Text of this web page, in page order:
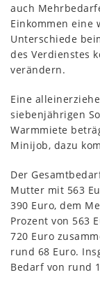
auch
Einkommen eine
Unterschiede
des Verdienstes
verändern.
Eine
siebenjährigen
Warmmiete
Minijob, dazu
Der
Mutter mit 563
390 Euro, dem
Prozent von 563
720 Euro
rund 68 Euro.
Bedarf von rund